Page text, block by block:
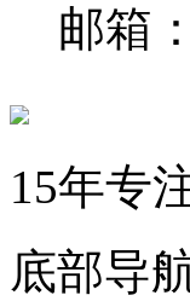
邮箱
15年专
底部导